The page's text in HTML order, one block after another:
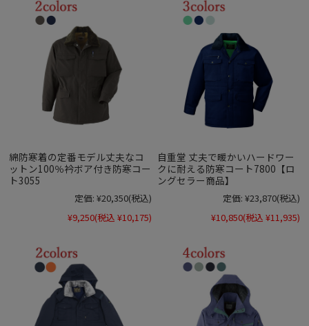
綿防寒着の定番モデル丈夫なコ
ットン100％衿ボア付き防寒コー
ト3055
定価: ¥20,350(税込)
¥9,250(税込 ¥10,175)
自重堂 丈夫で暖かいハードワー
クに耐える防寒コート7800【ロ
ングセラー商品】
定価: ¥23,870(税込)
¥10,850(税込 ¥11,935)